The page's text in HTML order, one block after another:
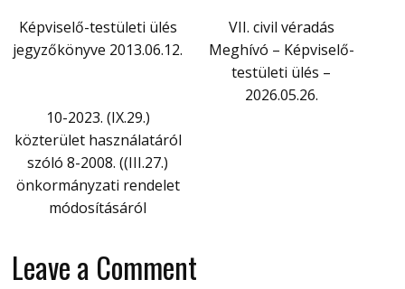
Képviselő-testületi ülés
jegyzőkönyve 2013.06.12.
VII. civil véradás
Meghívó – Képviselő-
testületi ülés –
2026.05.26.
10-2023. (IX.29.)
közterület használatáról
szóló 8-2008. ((III.27.)
önkormányzati rendelet
módosításáról
Leave a Comment